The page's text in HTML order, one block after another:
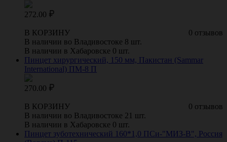
272.00
0 отзывов
В КОРЗИНУ
В наличии во Владивостоке 8 шт.
В наличии в Хабаровске 0 шт.
Пинцет хирургический, 150 мм, Пакистан (Sammar
International) ПМ-8 П
270.00
0 отзывов
В КОРЗИНУ
В наличии во Владивостоке 21 шт.
В наличии в Хабаровске 0 шт.
Пинцет зуботехнический 160*1,0 ПСи-"МИЗ-В", Россия